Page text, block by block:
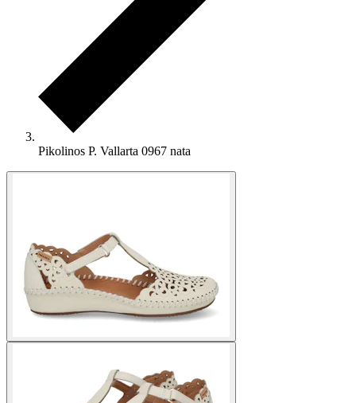
Pikolinos P. Vallarta 0967 nata